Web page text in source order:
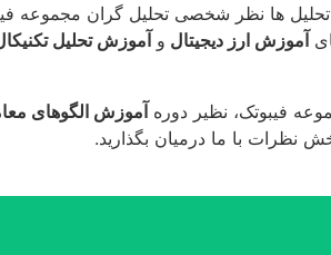
ها نظر شخصی تحلیل گران مجموعه
آموزش ارز دیجیتال و آموزش تحلیل
فیبوتک، نظیر دوره آموزش الگوهای
نظرات با ما درمیان بگذارید.